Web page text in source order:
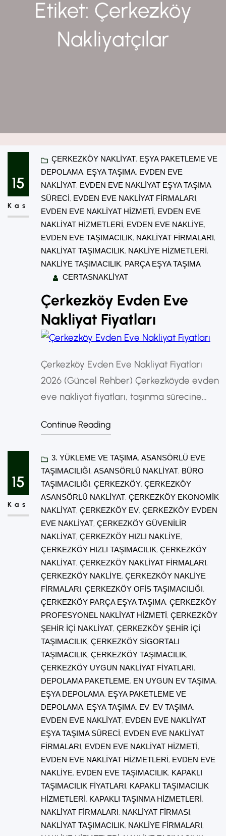
Etiket: Çerkezköy
Nakliyatçılar
15
Kas
ÇERKEZKÖY NAKLIYAT, EŞYA PAKETLEME VE
DEPOLAMA, EŞYA TAŞIMA, EVDEN EVE
NAKLIYAT, EVDEN EVE NAKLIYAT EŞYA TAŞIMA
SÜRECI, EVDEN EVE NAKLIYAT FIRMALARI
EVDEN EVE NAKLIYAT HIZMETI, EVDEN EVE
NAKLIYAT HIZMETLERI, EVDEN EVE NAKLIYE
EVDEN EVE TAŞIMACILIK, NAKLIYAT FIRMALARI
NAKLIYAT TAŞIMACILIK, NAKLIYE HIZMETLERI
NAKLIYE TAŞIMACILIK, PARÇA EŞYA TAŞIMA
CERTASNAKLIYAT
Çerkezköy Evden Eve
Nakliyat Fiyatları
Çerkezköy Evden Eve Nakliyat Fiyatları
2026 (Güncel Rehber) Çerkezköyde evden
eve nakliyat fiyatları, taşınma sürecine
edilen konuların başında gelir. Taşınma
durumu ve alınacak ek hizmetlere göre
değişiklik gösterir. Bu yazıda Çerkezköy
nakliyat fiyatlarını etkileyen tüm faktörleri
detaylı şekilde inceleyerek, bütçenize en
uygun taşınma…
Continue Reading
15
Kas
3. YÜKLEME VE TAŞIMA, ASANSÖRLÜ EVE
TAŞIMACILIĞI, ASANSÖRLÜ NAKLIYAT, BÜRO
TAŞIMACILIĞI, ÇERKEZKÖY, ÇERKEZKÖY
ASANSÖRLÜ NAKLIYAT, ÇERKEZKÖY EKONOMIK
NAKLIYAT, ÇERKEZKÖY EV, ÇERKEZKÖY EVDEN
EVE NAKLIYAT, ÇERKEZKÖY GÜVENILIR
NAKLIYAT, ÇERKEZKÖY HIZLI NAKLIYE
ÇERKEZKÖY HIZLI TAŞIMACILIK, ÇERKEZKÖY
NAKLIYAT, ÇERKEZKÖY NAKLIYAT FIRMALARI
ÇERKEZKÖY NAKLIYE, ÇERKEZKÖY NAKLIYE
FIRMALARI, ÇERKEZKÖY OFIS TAŞIMACILIĞI
ÇERKEZKÖY PARÇA EŞYA TAŞIMA, ÇERKEZKÖY
PROFESYONEL NAKLIYAT HIZMETI, ÇERKEZKÖY
ŞEHIR IÇI NAKLIYAT, ÇERKEZKÖY ŞEHIR IÇI
TAŞIMACILIK, ÇERKEZKÖY SIGORTALI
TAŞIMACILIK, ÇERKEZKÖY TAŞIMACILIK
ÇERKEZKÖY UYGUN NAKLIYAT FIYATLARI
DEPOLAMA PAKETLEME, EN UYGUN EV TAŞIMA
EŞYA DEPOLAMA, EŞYA PAKETLEME VE
DEPOLAMA, EŞYA TAŞIMA, EV, EV TAŞIMA
EVDEN EVE NAKLIYAT, EVDEN EVE NAKLIYAT
EŞYA TAŞIMA SÜRECI, EVDEN EVE NAKLIYAT
FIRMALARI, EVDEN EVE NAKLIYAT HIZMETI
EVDEN EVE NAKLIYAT HIZMETLERI, EVDEN EVE
NAKLIYE, EVDEN EVE TAŞIMACILIK, KAPAKLI
TAŞIMACILIK FIYATLARI, KAPAKLI TAŞIMACILIK
HIZMETLERI, KAPAKLI TAŞINMA HIZMETLERI
NAKLIYAT FIRMALARI, NAKLIYAT FIRMASI
NAKLIYAT TAŞIMACILIK, NAKLIYE FIRMALARI